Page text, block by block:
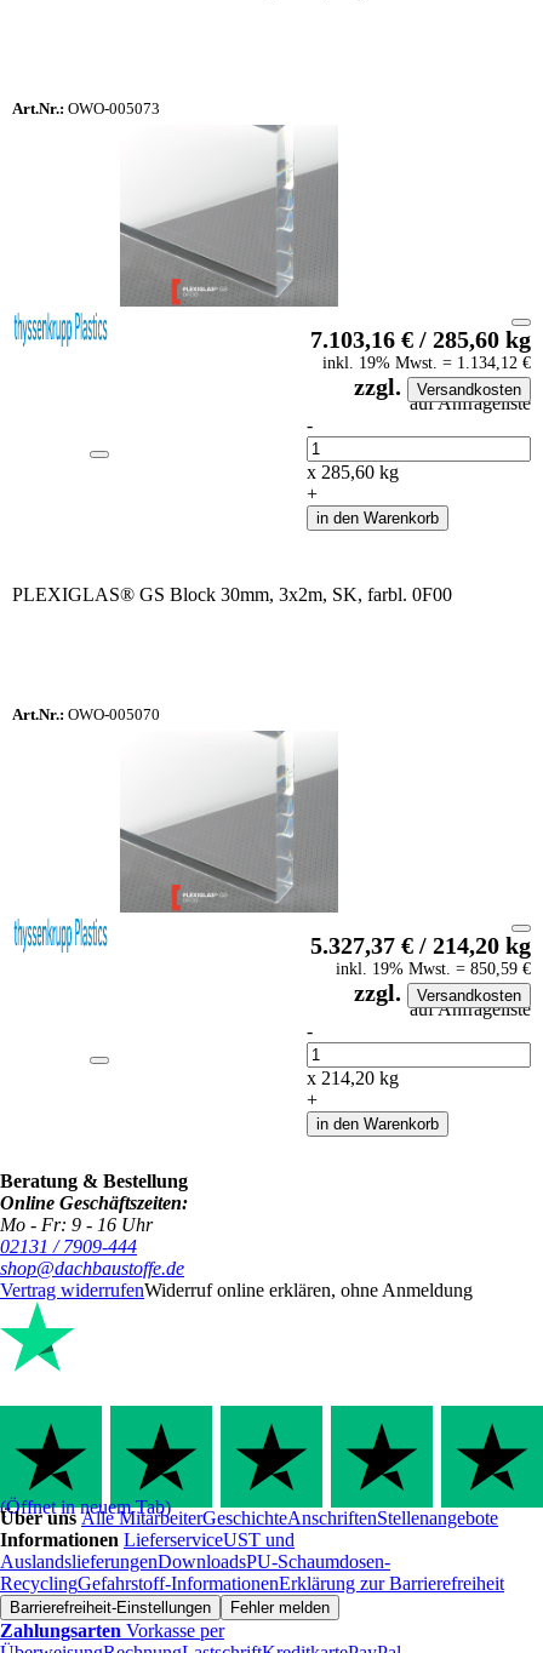
Art.Nr.: OWO-005073
auf Anfrageliste
-
Anzahl
x 285,60 kg
+
in den Warenkorb
7.103,16 €/ 285,60 kg
inkl. 19% Mwst. = 1.134,12 €
zzgl. Versandkosten
PLEXIGLAS® GS Block 30mm, 3x2m, SK, farbl. 0F00
Art.Nr.: OWO-005070
auf Anfrageliste
-
Anzahl
x 214,20 kg
+
in den Warenkorb
5.327,37 €/ 214,20 kg
inkl. 19% Mwst. = 850,59 €
zzgl. Versandkosten
Beratung & Bestellung
Online Geschäftszeiten:
Mo - Fr: 9 - 16 Uhr
02131 / 7909-444
shop@dachbaustoffe.de
Vertrag widerrufenWiderruf online erklären, ohne Anmeldung
(Öffnet in neuem Tab)
Über unsAlle MitarbeiterGeschichteAnschriftenStellenangebote
Informationen LieferserviceUST und
AuslandslieferungenDownloadsPU-Schaumdosen-
RecyclingGefahrstoff-InformationenErklärung zur Barrierefreiheit
Barrierefreiheit-Einstellungen Fehler melden
Zahlungsarten Vorkasse per